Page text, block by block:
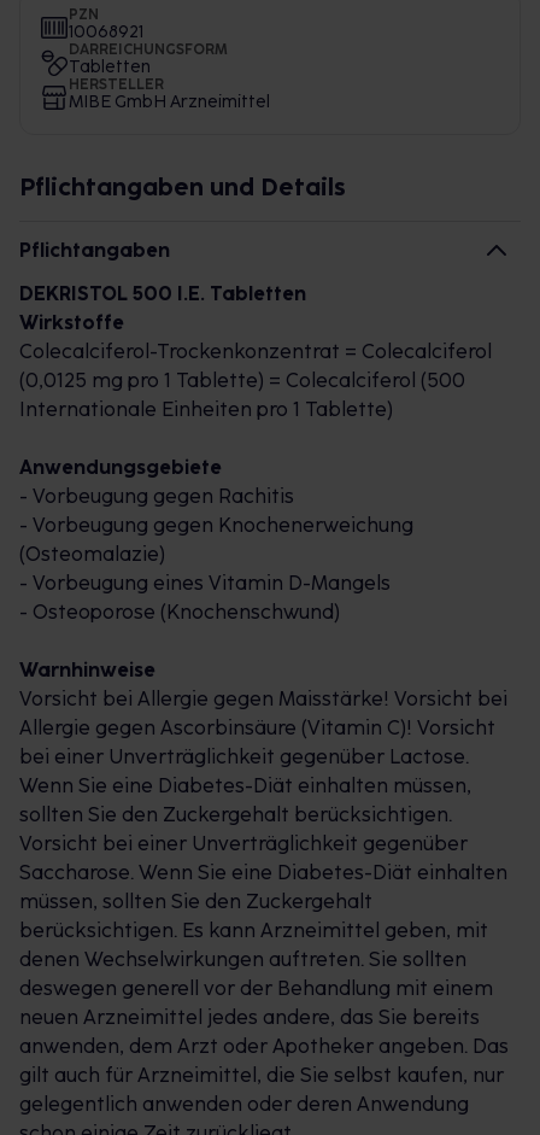
PZN
10068921
DARREICHUNGSFORM
Tabletten
HERSTELLER
MIBE GmbH Arzneimittel
Pflichtangaben und Details
Pflichtangaben
DEKRISTOL 500 I.E. Tabletten
Wirkstoffe
Colecalciferol-Trockenkonzentrat = Colecalciferol
(0,0125 mg pro 1 Tablette) = Colecalciferol (500
Internationale Einheiten pro 1 Tablette)
Anwendungsgebiete
- Vorbeugung gegen Rachitis
- Vorbeugung gegen Knochenerweichung
(Osteomalazie)
- Vorbeugung eines Vitamin D-Mangels
- Osteoporose (Knochenschwund)
Warnhinweise
Vorsicht bei Allergie gegen Maisstärke! Vorsicht bei
Allergie gegen Ascorbinsäure (Vitamin C)! Vorsicht
bei einer Unverträglichkeit gegenüber Lactose.
Wenn Sie eine Diabetes-Diät einhalten müssen,
sollten Sie den Zuckergehalt berücksichtigen.
Vorsicht bei einer Unverträglichkeit gegenüber
Saccharose. Wenn Sie eine Diabetes-Diät einhalten
müssen, sollten Sie den Zuckergehalt
berücksichtigen. Es kann Arzneimittel geben, mit
denen Wechselwirkungen auftreten. Sie sollten
deswegen generell vor der Behandlung mit einem
neuen Arzneimittel jedes andere, das Sie bereits
anwenden, dem Arzt oder Apotheker angeben. Das
gilt auch für Arzneimittel, die Sie selbst kaufen, nur
gelegentlich anwenden oder deren Anwendung